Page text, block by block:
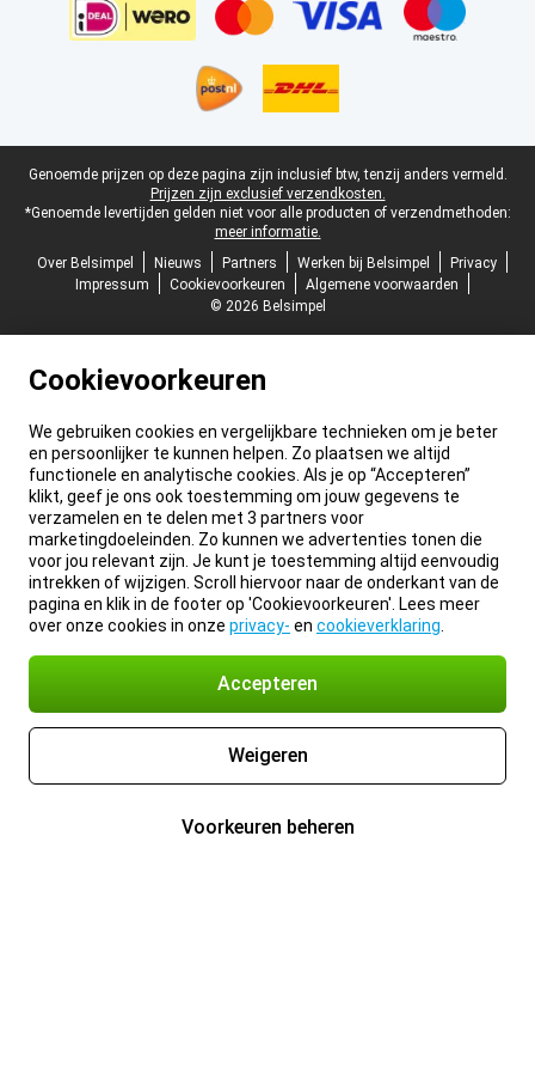
Juridische voettekst
Genoemde prijzen op deze pagina zijn inclusief btw, tenzij anders vermeld.
Prijzen zijn exclusief verzendkosten.
*Genoemde levertijden gelden niet voor alle producten of verzendmethoden:
meer informatie.
Over Belsimpel
Nieuws Partners Werken bij Belsimpel
Privacy
Impressum
Cookievoorkeuren
Algemene voorwaarden
© 2026 Belsimpel
Cookievoorkeuren
We gebruiken cookies en vergelijkbare technieken om je beter
en persoonlijker te kunnen helpen. Zo plaatsen we altijd
functionele en analytische cookies. Als je op “Accepteren”
klikt, geef je ons ook toestemming om jouw gegevens te
verzamelen en te delen met 3 partners voor
marketingdoeleinden. Zo kunnen we advertenties tonen die
voor jou relevant zijn. Je kunt je toestemming altijd eenvoudig
intrekken of wijzigen. Scroll hiervoor naar de onderkant van de
pagina en klik in de footer op 'Cookievoorkeuren'. Lees meer
over onze cookies in onze privacy- en cookieverklaring
Accepteren
Weigeren
Voorkeuren beheren